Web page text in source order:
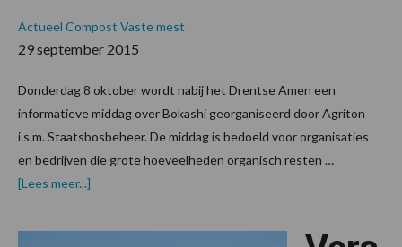
Actueel Compost Vaste mest
29 september 2015
Donderdag 8 oktober wordt nabij het Drentse Amen een
informatieve middag over Bokashi georganiseerd door Agriton
i.s.m. Staatsbosbeheer. De middag is bedoeld voor organisaties
en bedrijven die grote hoeveelheden organisch resten …
[Lees meer...]